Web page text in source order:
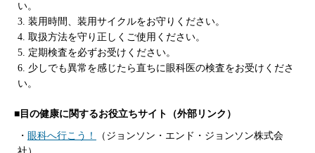
い。
3. 装用時間、装用サイクルをお守りください。
4. 取扱方法を守り正しくご使用ください。
5. 定期検査を必ずお受けください。
6. 少しでも異常を感じたら直ちに眼科医の検査をお受けくださ
い。
■目の健康に関するお役立ちサイト（外部リンク）
・ 眼科へ行こう！
（ジョンソン・エンド・ジョンソン株式会